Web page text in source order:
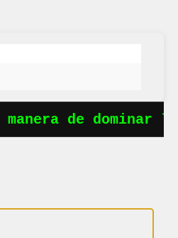
de dominar